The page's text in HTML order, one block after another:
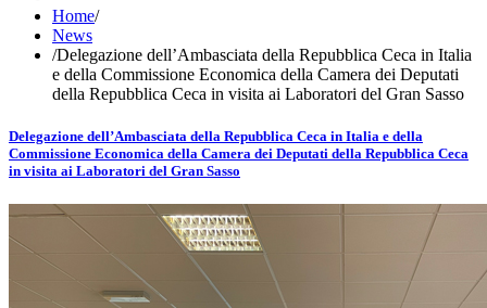
Home/
News
/Delegazione dell’Ambasciata della Repubblica Ceca in Italia
e della Commissione Economica della Camera dei Deputati
della Repubblica Ceca in visita ai Laboratori del Gran Sasso
Delegazione dell’Ambasciata della Repubblica Ceca in Italia e della
Commissione Economica della Camera dei Deputati della Repubblica Ceca
in visita ai Laboratori del Gran Sasso